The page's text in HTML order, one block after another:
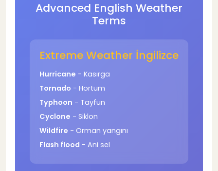
Advanced English Weather
Terms
Extreme Weather İngilizce
Hurricane - Kasırga
Tornado - Hortum
Typhoon - Tayfun
Cyclone - Siklon
Wildfire - Orman yangını
Flash flood - Ani sel